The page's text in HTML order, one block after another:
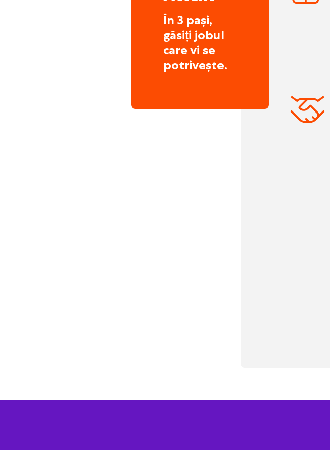
În 3 pași,
găsiți jobul
care vi se
potrivește.